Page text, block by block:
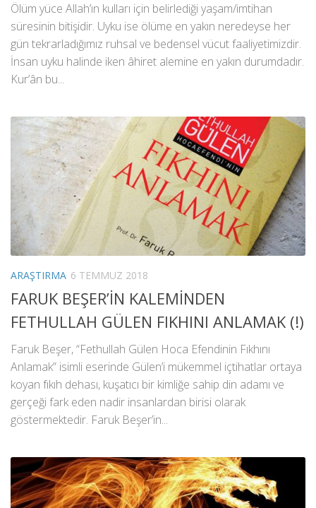
Ölüm yüce Allah’ın kulları için belirlediği yaşam/imtihan
süresinin bitişidir. Uyku ise ölüme en yakın neredeyse her
gün tekrarladığımız ruhsal ve bedensel vücut faaliyetimizdir.
İnsan uyku halinde iken âhiret alemine en yakın durumdadır.
Kur’ân bu...
ARAŞTIRMA 6 TEMMUZ 2018
FARUK BEŞER’İN KALEMİNDEN
FETHULLAH GÜLEN FIKHINI ANLAMAK (!)
Faruk Beşer, “Fethullah Gülen Hoca Efendinin Fıkhını
Anlamak” isimli eserinde Gülen’i mükemmel içtihatlar ortaya
koyan fıkıh dehası, kuşatıcı bir kimliğe sahip din adamı ve
gerçeği fark eden nadir insanlardan birisi olarak
göstermektedir. Faruk Beşer’in...